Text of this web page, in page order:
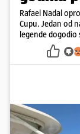
Rafael Nadal
Cupu. Jedan od
legende dogodio
pažnju odvlačila